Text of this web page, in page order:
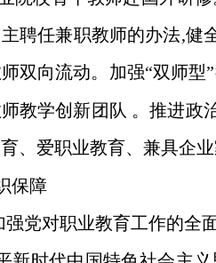
聘任兼职教师的办法,健
双向流动。加强“双师
教学创新团队 。推进政
、爱职业教育、兼具企
保障
强党对职业教育工作的全